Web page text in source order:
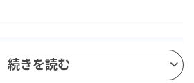
続きを読む